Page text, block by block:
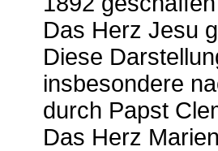
Das Herz Jesu
Diese
insbesondere
durch Papst
Das Herz